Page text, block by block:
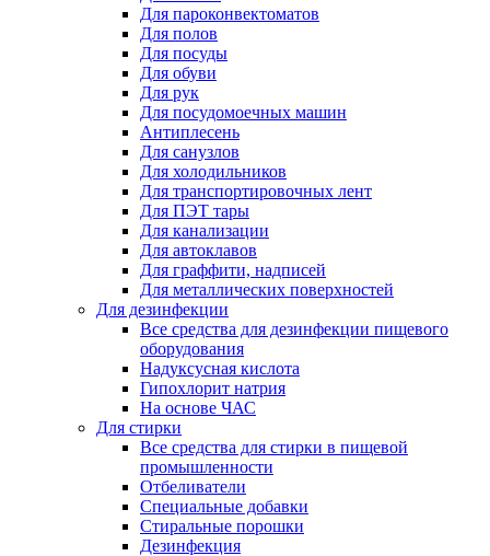
Для пароконвектоматов
Для полов
Для посуды
Для обуви
Для рук
Для посудомоечных машин
Антиплесень
Для санузлов
Для холодильников
Для транспортировочных лент
Для ПЭТ тары
Для канализации
Для автоклавов
Для граффити, надписей
Для металлических поверхностей
Для дезинфекции
Все средства для дезинфекции пищевого
оборудования
Надуксусная кислота
Гипохлорит натрия
На основе ЧАС
Для стирки
Все средства для стирки в пищевой
промышленности
Отбеливатели
Специальные добавки
Стиральные порошки
Дезинфекция